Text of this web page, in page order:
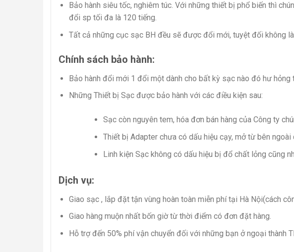
Bảo hành siêu tốc, nghiêm túc. Với những thiết bị phổ biến thì
đổi sp tối đa là 120 tiếng.
Tất cả những cục sạc BH đều sẽ được đổi mới, tuyệt đối không
Chính sách bảo hành:
Bảo hành đổi mới 1 đổi một dành cho bất kỳ sạc nào đó hư hỏng
Những Thiết bị Sạc được bảo hành với các điều kiện sau:
Sạc còn nguyên tem, hóa đơn bán hàng của Công ty
Thiết bị Adapter chưa có dấu hiệu cạy, mở từ bên ngoài
Linh kiện Sạc không có dấu hiệu bị đổ chất lỏng cũng
Dịch vụ:
Giao sạc , lắp đặt tận vùng hoàn toàn miễn phí tại Hà Nội(cách
Giao hàng muộn nhất bốn giờ từ thời điểm có đơn đặt hàng.
Hỗ trợ đến 50% phí vận chuyển đối với những bạn ở ngoại thành